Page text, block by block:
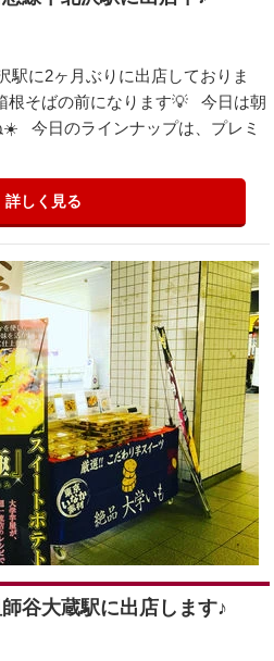
駅に2ヶ月ぶりに出店しておりま
そばの前になります💡 今日は朝
今日のラインナップは、プレミ
詳しく見る
谷大蔵駅に出店します♪